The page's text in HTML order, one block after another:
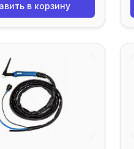
в корзину